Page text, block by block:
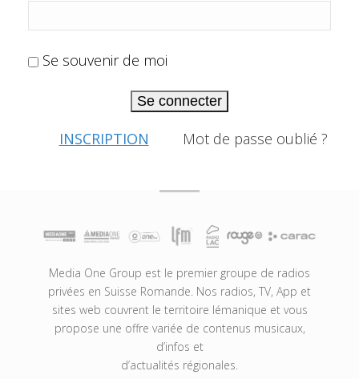
Se souvenir de moi
Se connecter
INSCRIPTION Mot de passe oublié ?
Media One Group est le premier groupe de radios
privées en Suisse Romande. Nos radios, TV, App et
sites web couvrent le territoire lémanique et vous
propose une offre variée de contenus musicaux,
d’infos et
d’actualités régionales.